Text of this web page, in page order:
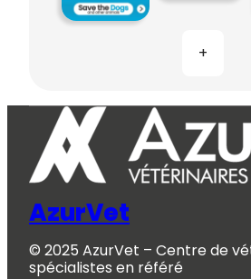
+
AzurVet
© 2025 AzurVet – Centre de
spécialistes en référé